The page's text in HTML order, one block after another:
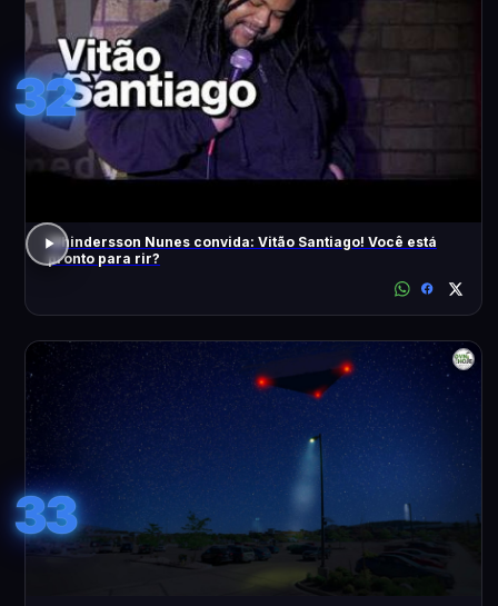
32
Whindersson Nunes convida: Vitão Santiago! Você está
pronto para rir?
33